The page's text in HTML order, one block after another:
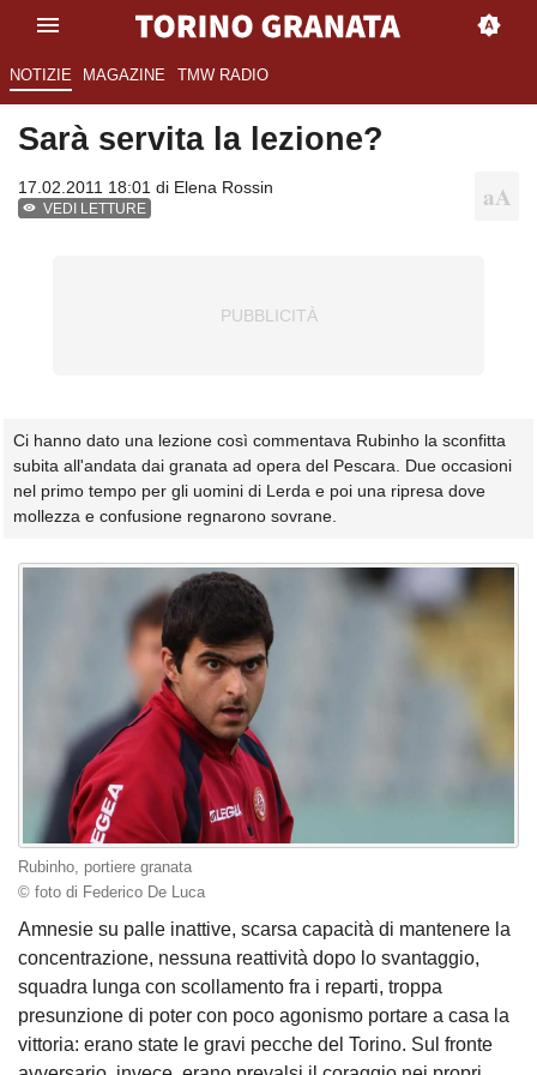
NOTIZIE MAGAZINE TMW RADIO
Sarà servita la lezione?
17.02.2011 18:01 di Elena Rossin
VEDI LETTURE
Ci hanno dato una lezione così commentava Rubinho la sconfitta
subita all'andata dai granata ad opera del Pescara. Due occasioni
nel primo tempo per gli uomini di Lerda e poi una ripresa dove
mollezza e confusione regnarono sovrane.
Rubinho, portiere granata
© foto di Federico De Luca
Amnesie su palle inattive, scarsa capacità di mantenere la
concentrazione, nessuna reattività dopo lo svantaggio,
squadra lunga con scollamento fra i reparti, troppa
presunzione di poter con poco agonismo portare a casa la
vittoria: erano state le gravi pecche del Torino. Sul fronte